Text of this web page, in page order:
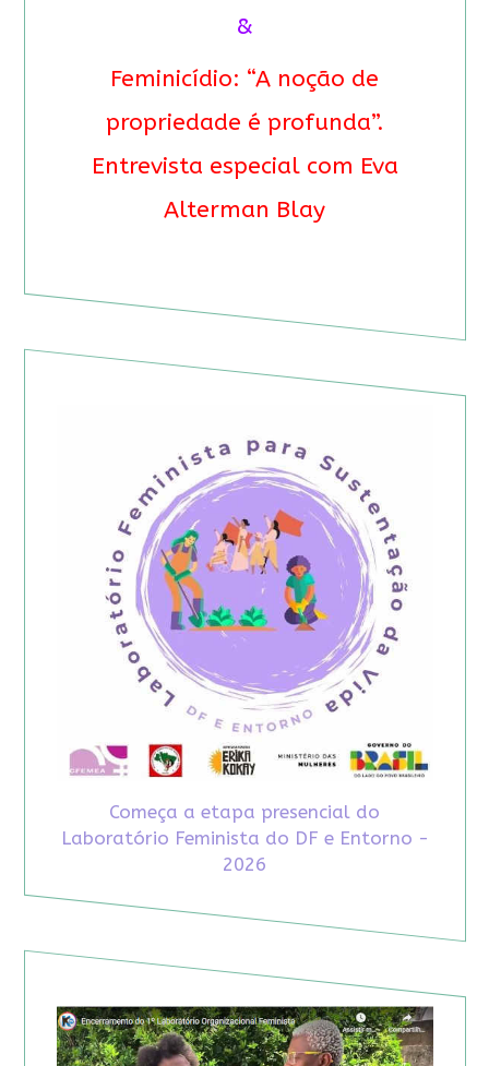
&
Feminicídio: “A noção de
propriedade é profunda”.
Entrevista especial com Eva
Alterman Blay
Começa a etapa presencial do
Laboratório Feminista do DF e Entorno -
2026